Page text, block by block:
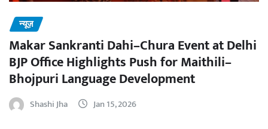
न्यूज़
Makar Sankranti Dahi–Chura Event at Delhi
BJP Office Highlights Push for Maithili–
Bhojpuri Language Development
Shashi Jha Jan 15, 2026